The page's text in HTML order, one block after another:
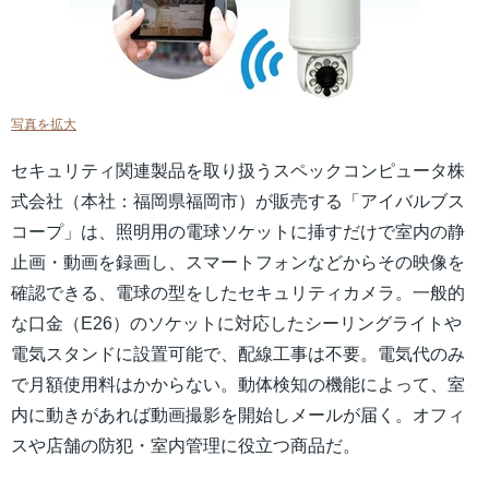
写真を拡大
セキュリティ関連製品を取り扱うスペックコンピュータ株
式会社（本社：福岡県福岡市）が販売する「アイバルブス
コープ」は、照明用の電球ソケットに挿すだけで室内の静
止画・動画を録画し、スマートフォンなどからその映像を
確認できる、電球の型をしたセキュリティカメラ。一般的
な口金（E26）のソケットに対応したシーリングライトや
電気スタンドに設置可能で、配線工事は不要。電気代のみ
で月額使用料はかからない。動体検知の機能によって、室
内に動きがあれば動画撮影を開始しメールが届く。オフィ
スや店舗の防犯・室内管理に役立つ商品だ。